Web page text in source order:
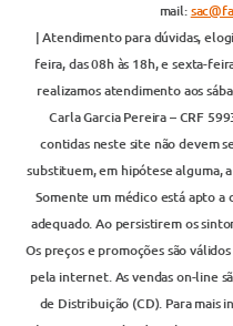
mail:
| Atendimento para dúvidas,
feira, das 08h às 18h, e sexta-
realizamos atendimento aos
Carla Garcia Pereira – CRF
contidas neste site não devem
substituem, em hipótese alguma,
Somente um médico está apto
adequado. Ao persistirem os
Os preços e promoções são
pela internet. As vendas on-line
de Distribuição (CD). Para mais